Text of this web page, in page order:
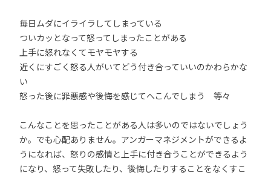
毎日ムダにイライラしてしまっている
ついカッとなって怒ってしまったことがある
上手に怒れなくてモヤモヤする
近くにすごく怒る人がいてどう付き合っていいのかわらかな
い
怒った後に罪悪感や後悔を感じてへこんでしまう 等々
こんなことを思ったことがある人は多いのではないでしょう
か。でも心配ありません。アンガーマネジメントができるよ
うになれば、怒りの感情と上手に付き合うことができるよう
になり、怒って失敗したり、後悔したりすることをなくすこ